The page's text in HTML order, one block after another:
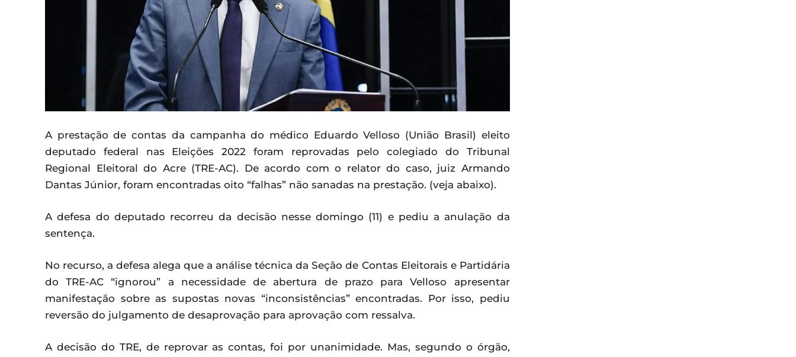
A prestação de contas da campanha do médico Eduardo Velloso (União Brasil) eleito
deputado federal nas Eleições 2022 foram reprovadas pelo colegiado do Tribunal
Regional Eleitoral do Acre (TRE-AC). De acordo com o relator do caso, juiz Armando
Dantas Júnior, foram encontradas oito “falhas” não sanadas na prestação. (veja abaixo).
A defesa do deputado recorreu da decisão nesse domingo (11) e pediu a anulação da
sentença.
No recurso, a defesa alega que a análise técnica da Seção de Contas Eleitorais e Partidária
do TRE-AC “ignorou” a necessidade de abertura de prazo para Velloso apresentar
manifestação sobre as supostas novas “inconsistências” encontradas. Por isso, pediu
reversão do julgamento de desaprovação para aprovação com ressalva.
A decisão do TRE, de reprovar as contas, foi por unanimidade. Mas, segundo o órgão,